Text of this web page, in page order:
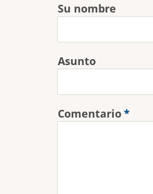
Su nombre
Asunto
Comentario